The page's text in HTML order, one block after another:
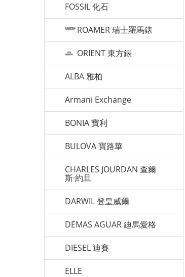
FOSSIL 化石
ROAMER 瑞士羅馬錶
ORIENT 東方錶
ALBA 雅柏
Armani Exchange
BONIA 寶利
BULOVA 寶路華
CHARLES JOURDAN 查爾
斯·約旦
DARWIL 登皇威爾
DEMAS AGUAR 廸馬愛格
DIESEL 迪賽
ELLE